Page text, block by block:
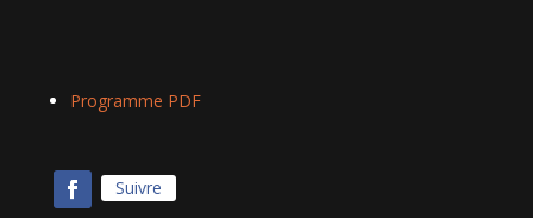
Programme PDF
Suivre